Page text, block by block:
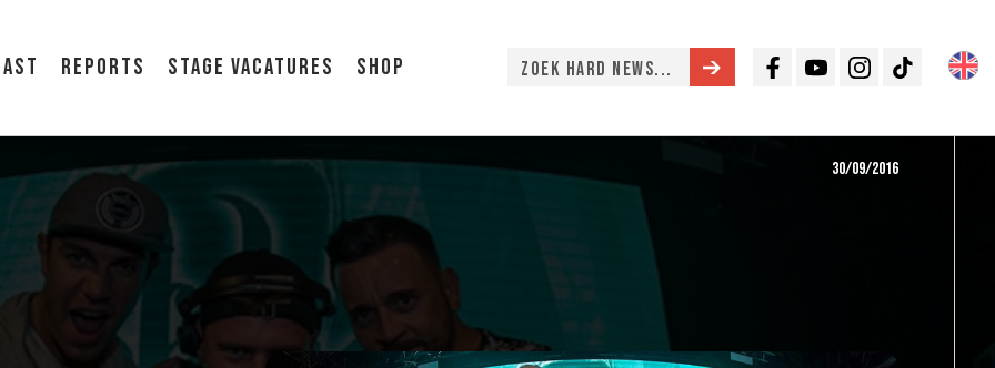
Reports Stage vacatures Shop
Facebook
YoutubeInstagramTikTok
30/09/2016